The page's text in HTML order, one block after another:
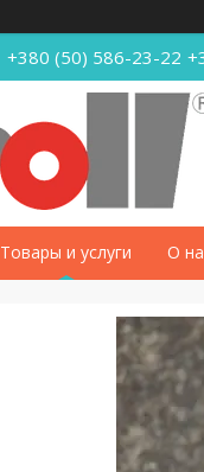
+380 (50) 586-23-22
Товары и услуги О